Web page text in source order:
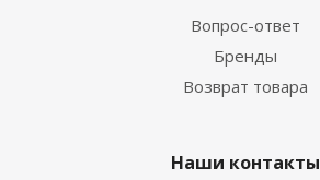
Вопрос-ответ
Бренды
Возврат товара
Наши контакты